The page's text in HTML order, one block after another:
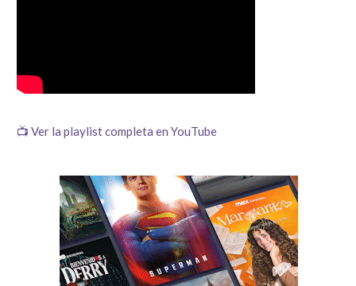
📺 Ver la playlist completa en YouTube